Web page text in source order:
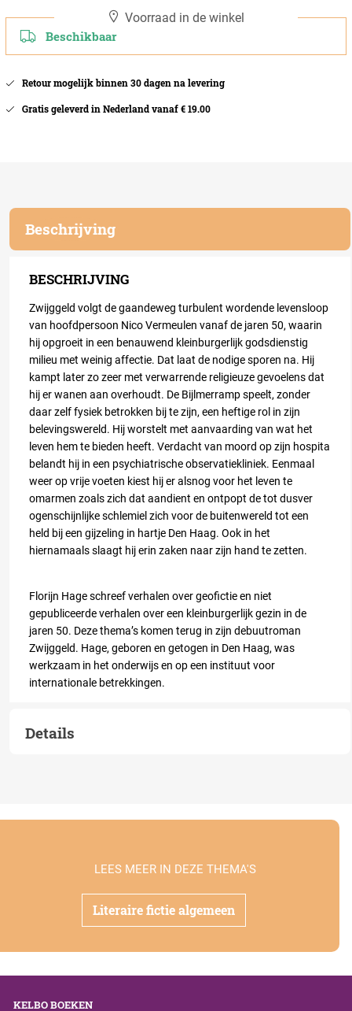
Voorraad in de winkel
Beschikbaar
Retour mogelijk binnen 30 dagen na levering
Gratis geleverd in Nederland vanaf € 19.00
Beschrijving
BESCHRIJVING
Zwijggeld volgt de gaandeweg turbulent wordende levensloop
van hoofdpersoon Nico Vermeulen vanaf de jaren 50, waarin
hij opgroeit in een benauwend kleinburgerlijk godsdienstig
milieu met weinig affectie. Dat laat de nodige sporen na. Hij
kampt later zo zeer met verwarrende religieuze gevoelens dat
hij er wanen aan overhoudt. De Bijlmerramp speelt, zonder
daar zelf fysiek betrokken bij te zijn, een heftige rol in zijn
belevingswereld. Hij worstelt met aanvaarding van wat het
leven hem te bieden heeft. Verdacht van moord op zijn hospita
belandt hij in een psychiatrische observatiekliniek. Eenmaal
weer op vrije voeten kiest hij er alsnog voor het leven te
omarmen zoals zich dat aandient en ontpopt de tot dusver
ogenschijnlijke schlemiel zich voor de buitenwereld tot een
held bij een gijzeling in hartje Den Haag. Ook in het
hiernamaals slaagt hij erin zaken naar zijn hand te zetten.
Florijn Hage schreef verhalen over geofictie en niet
gepubliceerde verhalen over een kleinburgerlijk gezin in de
jaren 50. Deze thema’s komen terug in zijn debuutroman
Zwijggeld. Hage, geboren en getogen in Den Haag, was
werkzaam in het onderwijs en op een instituut voor
internationale betrekkingen.
Details
Literaire fictie algemeen
LEES MEER IN DEZE THEMA'S
KELBO BOEKEN